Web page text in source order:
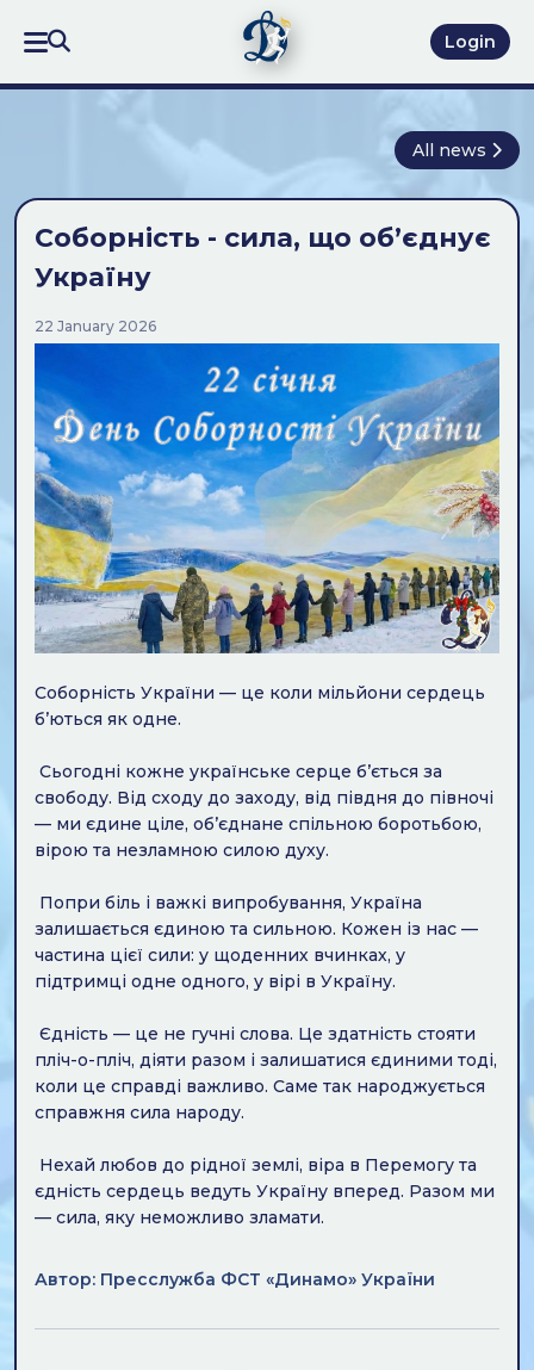
Login
All news
Соборність - сила, що об’єднує
Україну
22 January 2026
Соборність України — це коли мільйони сердець
б’ються як одне.
Сьогодні кожне українське серце б’ється за
свободу. Від сходу до заходу, від півдня до півночі
— ми єдине ціле, об’єднане спільною боротьбою,
вірою та незламною силою духу.
Попри біль і важкі випробування, Україна
залишається єдиною та сильною. Кожен із нас —
частина цієї сили: у щоденних вчинках, у
підтримці одне одного, у вірі в Україну.
Єдність — це не гучні слова. Це здатність стояти
пліч-о-пліч, діяти разом і залишатися єдиними тоді,
коли це справді важливо. Саме так народжується
справжня сила народу.
Нехай любов до рідної землі, віра в Перемогу та
єдність сердець ведуть Україну вперед. Разом ми
— сила, яку неможливо зламати.
Автор: Пресслужба ФСТ «Динамо» України